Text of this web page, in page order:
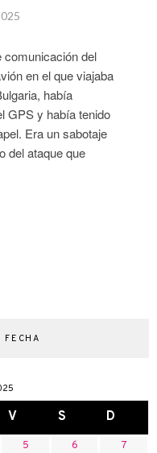
comunicación del
en el que viajaba
había
GPS y había tenido
Era un sabotaje
del ataque que
FECHA
V S D
5 6
7